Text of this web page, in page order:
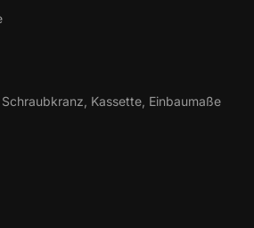
Kassette, Einbaumaße